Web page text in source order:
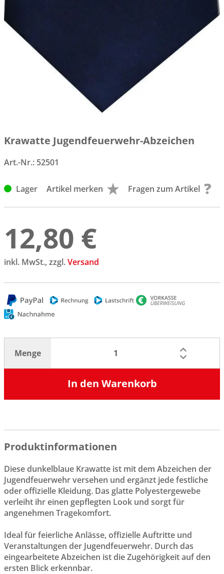
Krawatte Jugendfeuerwehr-Abzeichen
Art.-Nr.: 52501
Lager Artikel merken Fragen zum Artikel
12,80 €
inkl. MwSt., zzgl.Versand
Menge
In den Warenkorb
Produktinformationen
Diese dunkelblaue Krawatte ist mit dem Abzeichen der
Jugendfeuerwehr versehen und ergänzt jede festliche
oder offizielle Kleidung. Das glatte Polyestergewebe
verleiht ihr einen gepflegten Look und sorgt für
angenehmen Tragekomfort.
Ideal für feierliche Anlässe, offizielle Auftritte und
Veranstaltungen der Jugendfeuerwehr. Durch das
eingearbeitete Abzeichen ist die Zugehörigkeit auf den
ersten Blick erkennbar.